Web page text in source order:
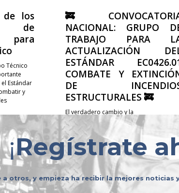
los
de
para
Técnico
Estándar
y
🚒
NACIONAL: GRUPO
TRABAJO PARA
ACTUALIZACIÓN
ESTÁNDAR
COMBATE Y
DE
ESTRUCTURALES 🚒
El verdadero cambio y la
profesionalización de nuestra labor no se
construyen de manera individual; se
logran compartiendo experiencias,
sumando voluntades y trabajando en
equipo. 🤝✨ Te invitamos a...
¡Regístrate
a otros, y empieza ha recibir la mejores noticias